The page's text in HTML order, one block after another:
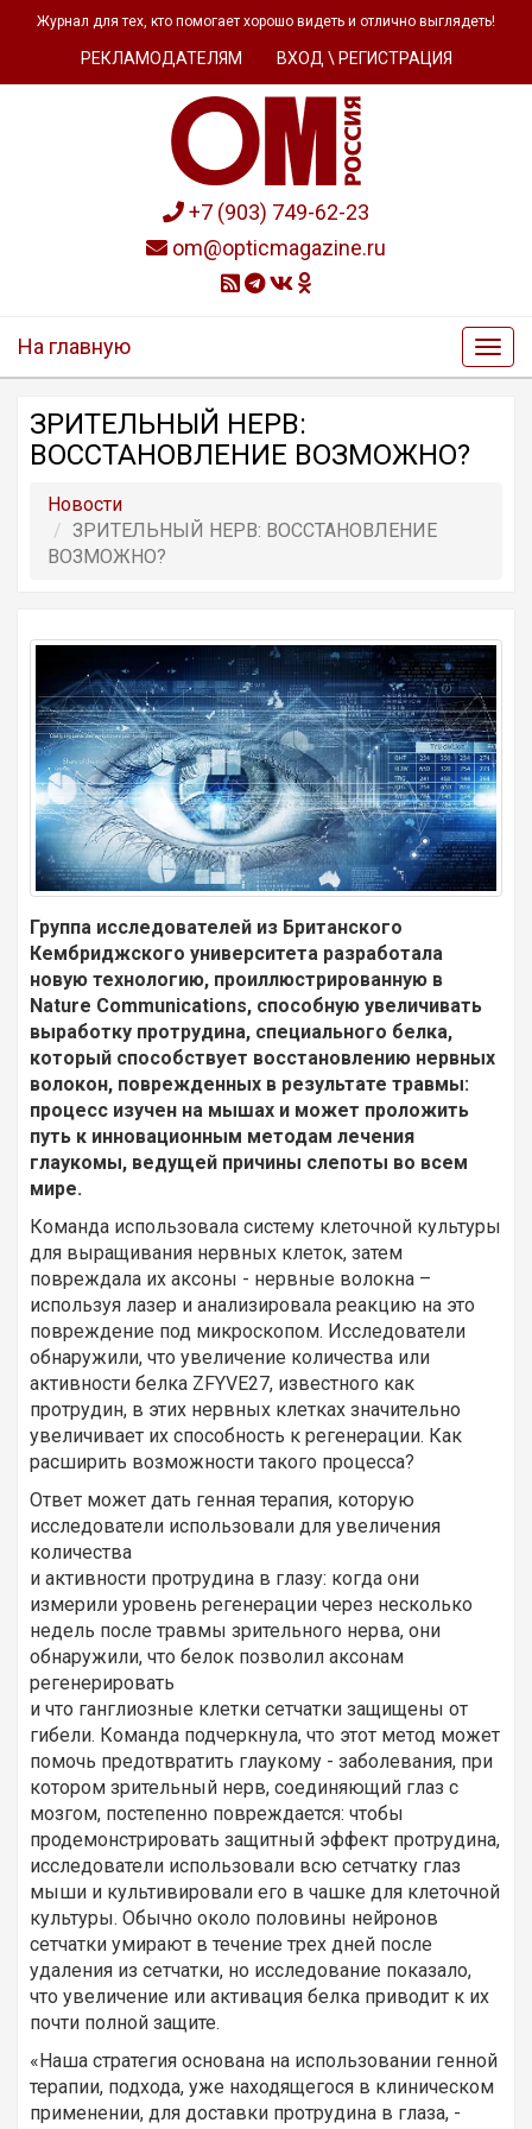
Журнал для тех, кто помогает хорошо видеть и отлично выглядеть!
РЕКЛАМОДАТЕЛЯМ ВХОД \ РЕГИСТРАЦИЯ
+7 (903) 749-62-23
om@opticmagazine.ru
На главную
ЗРИТЕЛЬНЫЙ НЕРВ:
ВОССТАНОВЛЕНИЕ ВОЗМОЖНО?
Новости
ЗРИТЕЛЬНЫЙ НЕРВ: ВОССТАНОВЛЕНИЕ
ВОЗМОЖНО?
Группа исследователей из Британского
Кембриджского университета разработала
новую технологию, проиллюстрированную в
Nature Communications, способную увеличивать
выработку протрудина, специального белка,
который способствует восстановлению нервных
волокон, поврежденных в результате травмы:
процесс изучен на мышах и может проложить
путь к инновационным методам лечения
глаукомы, ведущей причины слепоты во всем
мире.
Команда использовала систему клеточной культуры
для выращивания нервных клеток, затем
повреждала их аксоны - нервные волокна –
используя лазер и анализировала реакцию на это
повреждение под микроскопом. Исследователи
обнаружили, что увеличение количества или
активности белка ZFYVE27, известного как
протрудин, в этих нервных клетках значительно
увеличивает их способность к регенерации. Как
расширить возможности такого процесса?
Ответ может дать генная терапия, которую
исследователи использовали для увеличения
количества
и активности протрудина в глазу: когда они
измерили уровень регенерации через несколько
недель после травмы зрительного нерва, они
обнаружили, что белок позволил аксонам
регенерировать
и что ганглиозные клетки сетчатки защищены от
гибели. Команда подчеркнула, что этот метод может
помочь предотвратить глаукому - заболевания, при
котором зрительный нерв, соединяющий глаз с
мозгом, постепенно повреждается: чтобы
продемонстрировать защитный эффект протрудина,
исследователи использовали всю сетчатку глаз
мыши и культивировали его в чашке для клеточной
культуры. Обычно около половины нейронов
сетчатки умирают в течение трех дней после
удаления из сетчатки, но исследование показало,
что увеличение или активация белка приводит к их
почти полной защите.
«Наша стратегия основана на использовании генной
терапии, подхода, уже находящегося в клиническом
применении, для доставки протрудина в глаза, -